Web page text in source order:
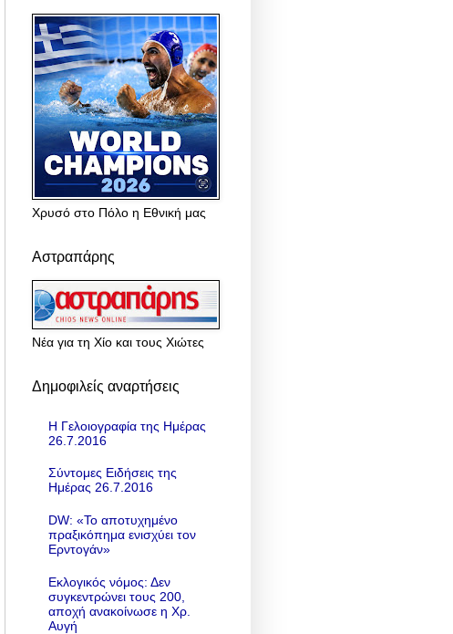
Χρυσό στο Πόλο η Εθνική μας
Αστραπάρης
Νέα για τη Χίο και τους Χιώτες
Δημοφιλείς αναρτήσεις
Η Γελοιογραφία της Ημέρας
26.7.2016
Σύντομες Ειδήσεις της
Ημέρας 26.7.2016
DW: «To αποτυχημένο
πραξικόπημα ενισχύει τον
Ερντογάν»
Εκλογικός νόμος: Δεν
συγκεντρώνει τους 200,
αποχή ανακοίνωσε η Χρ.
Αυγή